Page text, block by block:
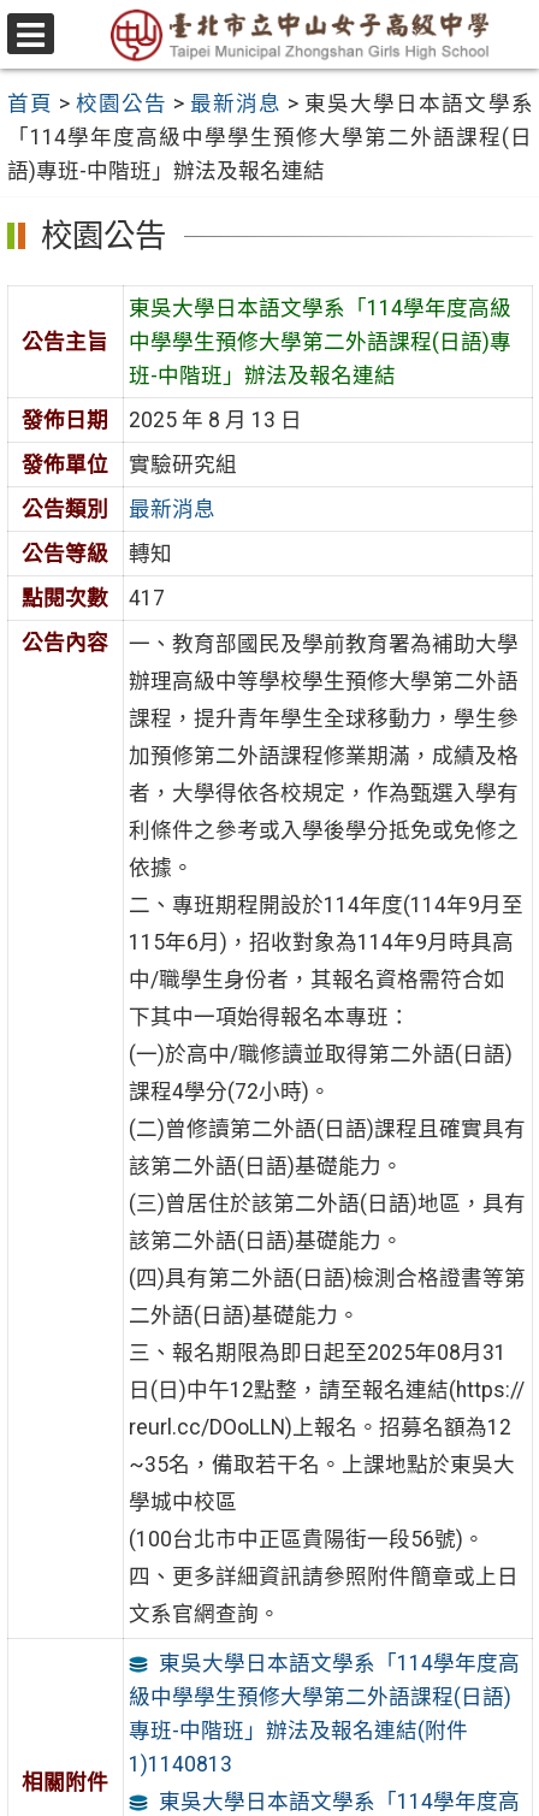
跳
至
要
容
區
選
單
首頁 > 校園公告 > 最新消息 > 東吳大學日本語文學系
「114學年度高級中學學生預修大學第二外語課程(日
語)專班-中階班」辦法及報名連結
校園公告
公告主旨
東吳大學日本語文學系「114學年度高級
中學學生預修大學第二外語課程(日語)專
班-中階班」辦法及報名連結
發佈日期
2025 年 8 月 13 日
發佈單位
實驗研究組
公告類別
最新消息
公告等級
轉知
點閱次數
417
公告內容
一、教育部國民及學前教育署為補助大學
辦理高級中等學校學生預修大學第二外語
課程，提升青年學生全球移動力，學生參
加預修第二外語課程修業期滿，成績及格
者，大學得依各校規定，作為甄選入學有
利條件之參考或入學後學分抵免或免修之
依據。
二、專班期程開設於114年度(114年9月至
115年6月)，招收對象為114年9月時具高
中/職學生身份者，其報名資格需符合如
下其中一項始得報名本專班：
(一)於高中/職修讀並取得第二外語(日語)
課程4學分(72小時)。
(二)曾修讀第二外語(日語)課程且確實具有
該第二外語(日語)基礎能力。
(三)曾居住於該第二外語(日語)地區，具有
該第二外語(日語)基礎能力。
(四)具有第二外語(日語)檢測合格證書等第
二外語(日語)基礎能力。
三、報名期限為即日起至2025年08月31
日(日)中午12點整，請至報名連結(https://
reurl.cc/DOoLLN)上報名。招募名額為12
~35名，備取若干名。上課地點於東吳大
學城中校區
(100台北市中正區貴陽街一段56號)。
四、更多詳細資訊請參照附件簡章或上日
文系官網查詢。
相關附件
東吳大學日本語文學系「114學年度高
級中學學生預修大學第二外語課程(日語)
專班-中階班」辦法及報名連結(附件
1)1140813
東吳大學日本語文學系「114學年度高